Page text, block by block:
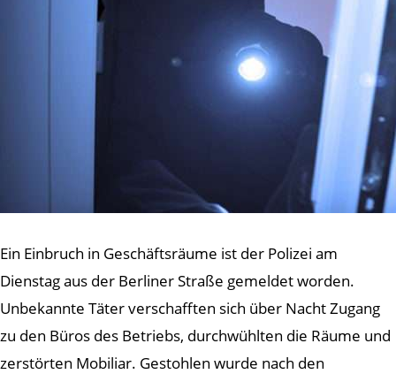
Ein Einbruch in Geschäftsräume ist der Polizei am
Dienstag aus der Berliner Straße gemeldet worden.
Unbekannte Täter verschafften sich über Nacht Zugang
zu den Büros des Betriebs, durchwühlten die Räume und
zerstörten Mobiliar. Gestohlen wurde nach den